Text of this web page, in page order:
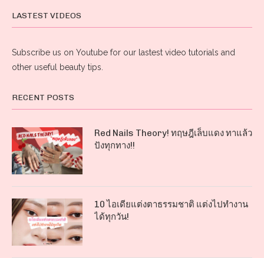
LASTEST VIDEOS
Subscribe us on Youtube for our lastest video tutorials and
other useful beauty tips.
RECENT POSTS
Red Nails Theory! ทฤษฎีเล็บแดง ทาแล้ว
ปังทุกทาง!!
10 ไอเดียแต่งตาธรรมชาติ แต่งไปทำงาน
ได้ทุกวัน!